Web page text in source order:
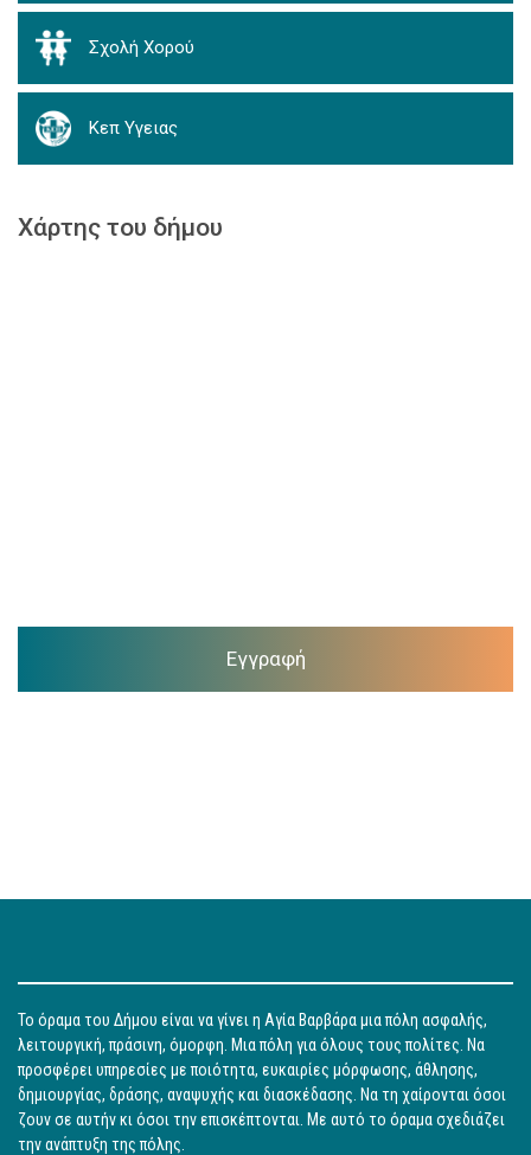
Σχολή Χορού
Κεπ Υγειας
Χάρτης του δήμου
Εγγραφή
Το όραμα του Δήμου είναι να γίνει η Αγία Βαρβάρα μια πόλη ασφαλής,
λειτουργική, πράσινη, όμορφη. Μια πόλη για όλους τους πολίτες. Να
προσφέρει υπηρεσίες με ποιότητα, ευκαιρίες μόρφωσης, άθλησης,
δημιουργίας, δράσης, αναψυχής και διασκέδασης. Να τη χαίρονται όσοι
ζουν σε αυτήν κι όσοι την επισκέπτονται. Με αυτό το όραμα σχεδιάζει
την ανάπτυξη της πόλης.